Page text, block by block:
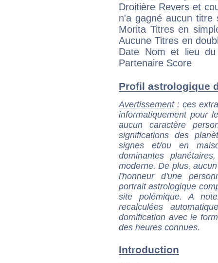
Droitière Revers et
n'a gagné aucun titre
Morita Titres en
Aucune Titres en
Date Nom et lieu
Partenaire Score
Profil astrologique
Avertissement: ces
informatiquement pour
aucun caractère
significations des
signes et/ou en
dominantes
moderne. De plus,
l'honneur d'une
portrait astrologique
site polémique. A
recalculées
domification avec le
des heures connues.
Introduction